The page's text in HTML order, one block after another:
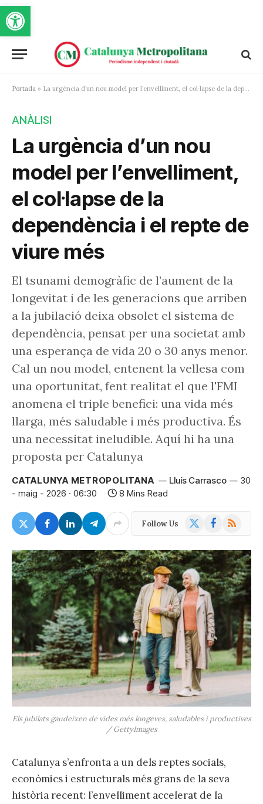
Obre la barra d'eines
Portada » La urgència d’un nou model per l’envelliment, el col·lapse de la dependència i el repte de viure més
ANÀLISI
La urgència d’un nou
model per l’envelliment,
el col·lapse de la
dependència i el repte de
viure més
El tsunami demogràfic de l’aument de la
longevitat i de les generacions que arriben
a la jubilació deixa obsolet el sistema de
dependència, pensat per una societat amb
una esperança de vida 20 o 30 anys menor.
Cal un nou model, entenent la vellesa com
una oportunitat, fent realitat el que l'FMI
anomena el triple benefici: una vida més
llarga, més saludable i més productiva. És
una necessitat ineludible. Aquí hi ha una
proposta per Catalunya
CATALUNYA METROPOLITANA Lluís Carrasco
30
- maig - 2026 · 06:30
8 Mins Read
Follow Us Facebook
RSS
Els jubilats gaudeixen de vides més longeves, saludables i productives
/ GettyImages
Catalunya s’enfronta a un dels reptes socials,
econòmics i estructurals més grans de la seva
història recent: l’envelliment accelerat de la